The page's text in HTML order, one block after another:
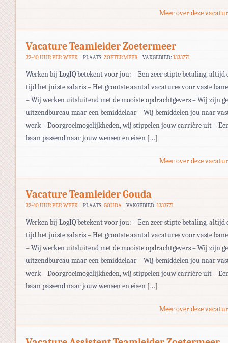
Meer over deze
Vacature Teamleider Zoetermeer
32-40 UUR PER WEEK PLAATS: ZOETERMEER VAKGEBIED:1333771
Werken bij LogIQ betekent voor jou: – Een zeer stipte betaling, altijd
tijd het juiste salaris – Het grootste aantal vacatures voor vaste
– Wij werken uitsluitend met de mooiste opdrachtgevers – Wij zijn
uitzendbureau maar een bemiddelaar – Wij bemiddelen jou naar
werk – Doorgroeimogelijkheden, wij stippelen jouw carrière uit –
baan passend naar jouw wensen en eisen […]
Meer over deze
Vacature Teamleider Gouda
32-40 UUR PER WEEK PLAATS: GOUDA VAKGEBIED:1333771
Werken bij LogIQ betekent voor jou: – Een zeer stipte betaling, altijd
tijd het juiste salaris – Het grootste aantal vacatures voor vaste
– Wij werken uitsluitend met de mooiste opdrachtgevers – Wij zijn
uitzendbureau maar een bemiddelaar – Wij bemiddelen jou naar
werk – Doorgroeimogelijkheden, wij stippelen jouw carrière uit –
baan passend naar jouw wensen en eisen […]
Meer over deze